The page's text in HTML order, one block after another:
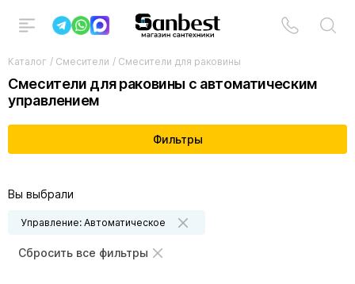
Каталог / Смесители / Смесители для раковины
Смесители для раковины с автоматическим
управлением
Фильтры
Вы выбрали
Управление: Автоматическое
Сбросить все фильтры